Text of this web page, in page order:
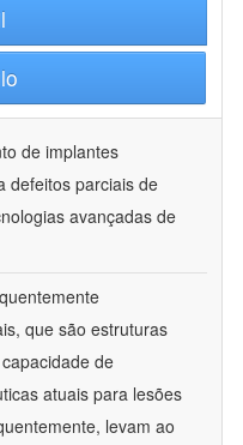
de implantes
defeitos parciais de
avançadas de
que são estruturas
de
atuais para lesões
levam ao